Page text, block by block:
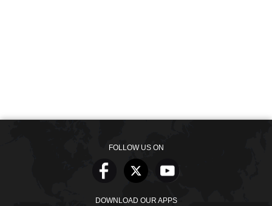
FOLLOW US ON
DOWNLOAD OUR APPS